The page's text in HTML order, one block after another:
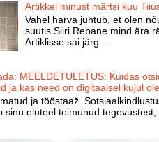
Artikkel minust märtsi kuu
Vahel harva juhtub, et olen
suutis Siiri Rebane mind ära
Artiklisse sai järg...
MEELDETULETUS: Kuidas
ja kas need on digitaalsel kujul
ja tööstaaž.
sinu eluteel toimunud tegevustest,